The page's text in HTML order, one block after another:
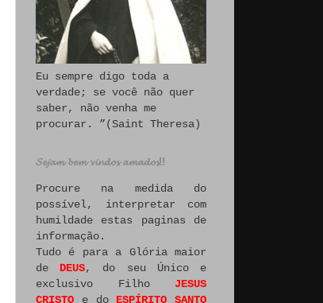
Eu sempre digo toda a
verdade; se você não quer
saber, não venha me
procurar. ”(Saint Theresa)
𝓢𝓮𝓳𝓪𝓶 𝓫𝓮𝓶 𝓿𝓲𝓷𝓭𝓸𝓼 𝓪𝓶𝓪𝓭𝓸𝓼!!
Procure na medida do
possível, interpretar com
humildade estas paginas de
informação.
Tudo é para a Glória maior
de DEUS, do seu Único e
exclusivo Filho JESUS
CRISTO e do ESPÍRITO SANTO